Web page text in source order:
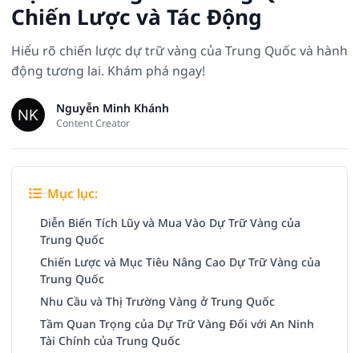
Chiến Lược và Tác Động
Hiểu rõ chiến lược dự trữ vàng của Trung Quốc và hành
động tương lai. Khám phá ngay!
Nguyễn Minh Khánh
Content Creator
Mục lục:
Diễn Biến Tích Lũy và Mua Vào Dự Trữ Vàng của
Trung Quốc
Chiến Lược và Mục Tiêu Nâng Cao Dự Trữ Vàng của
Trung Quốc
Nhu Cầu và Thị Trường Vàng ở Trung Quốc
Tầm Quan Trọng của Dự Trữ Vàng Đối với An Ninh
Tài Chính của Trung Quốc